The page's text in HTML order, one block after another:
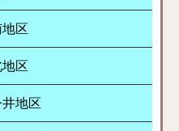
区
区
地区